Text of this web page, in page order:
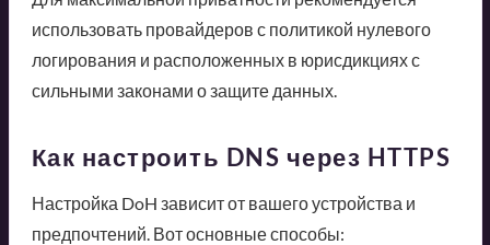
использовать провайдеров с политикой нулевого
логирования и расположенных в юрисдикциях с
сильными законами о защите данных.
Как настроить DNS через HTTPS
Настройка DoH зависит от вашего устройства и
предпочтений. Вот основные способы: